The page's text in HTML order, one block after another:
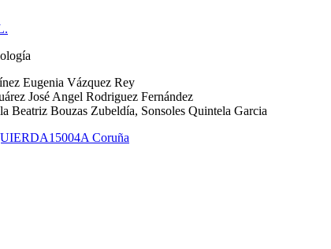
Eugenia Vázquez Rey
José Angel Rodriguez Fernández
Beatriz Bouzas Zubeldía, Sonsoles Quintela Garcia
15004A Coruña